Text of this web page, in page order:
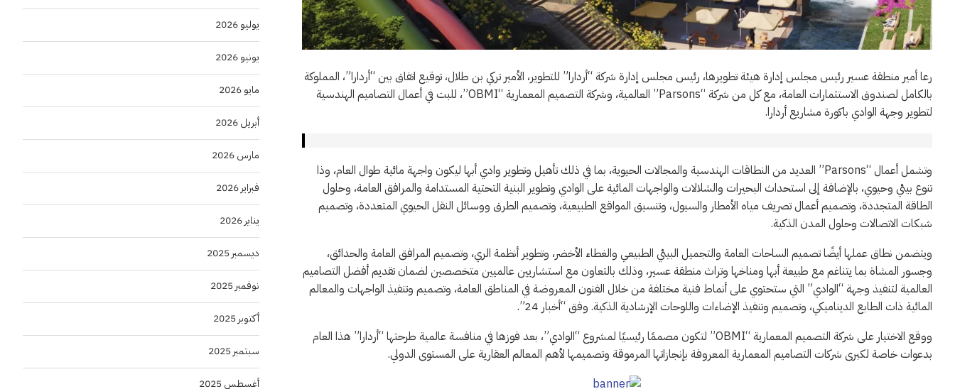
رعا أمير منطقة عسير رئيس مجلس إدارة هيئة تطويرها، رئيس مجلس إدارة شركة “أردارا” للتطوير، الأمير تركي بن طلال، توقيع اتفاق بين “أردارا”، المملوكة
بالكامل لصندوق الاستثمارات العامة، مع كل من شركة “Parsons” العالمية، وشركة التصميم المعمارية “OBMI”، للبت في أعمال التصاميم الهندسية
لتطوير وجهة الوادي باكورة مشاريع أردارا.
وتشمل أعمال “Parsons” العديد من النطاقات الهندسية والمجالات الحيوية، بما في ذلك تأهيل وتطوير وادي أبها ليكون واجهة مائية طوال العام، وذا
تنوع بيئي وحيوي، بالإضافة إلى استحداث البحيرات والشلالات والواجهات المائية على الوادي وتطوير البنية التحتية المستدامة والمرافق العامة، وحلول
الطاقة المتجددة، وتصميم أعمال تصريف مياه الأمطار والسيول، وتنسيق المواقع الطبيعية، وتصميم الطرق ووسائل النقل الحيوي المتعددة، وتصميم
شبكات الاتصالات وحلول المدن الذكية.
ويتضمن نطاق عملها أيضًا تصميم الساحات العامة والتجميل البيئي الطبيعي والغطاء الأخضر، وتطوير أنظمة الري، وتصميم المرافق العامة والحدائق،
وجسور المشاة بما يتناغم مع طبيعة أبها ومناخها وتراث منطقة عسير، وذلك بالتعاون مع استشاريين عالميين متخصصين لضمان تقديم أفضل التصاميم
العالمية لتنفيذ وجهة “الوادي” التي ستحتوي على أنماط فنية مختلفة من خلال الفنون المعروضة في المناطق العامة، وتصميم وتنفيذ الواجهات والمعالم
المائية ذات الطابع الديناميكي، وتصميم وتنفيذ الإضاءات واللوحات الإرشادية الذكية. وفق “أخبار 24”.
ووقع الاختيار على شركة التصميم المعمارية “OBMI” لتكون مصممًا رئيسيًا لمشروع “الوادي”، بعد فوزها في منافسة عالمية طرحتها “أردارا” هذا العام
بدعوات خاصة لكبرى شركات التصاميم المعمارية المعروفة بإنجازاتها المرموقة وتصميمها لأهم المعالم العقارية على المستوى الدولي.
يوليو 2026
يونيو 2026
مايو 2026
أبريل 2026
مارس 2026
فبراير 2026
يناير 2026
ديسمبر 2025
نوفمبر 2025
أكتوبر 2025
سبتمبر 2025
أغسطس 2025